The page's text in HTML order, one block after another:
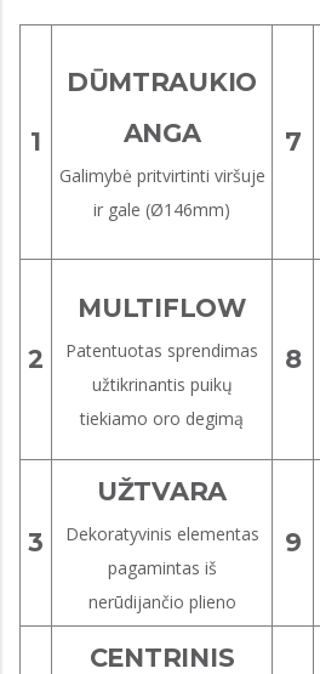
1
DŪMTRAUKIO
ANGA
Galimybė pritvirtinti viršuje
ir gale (Ø146mm)
7
2
MULTIFLOW
Patentuotas sprendimas
užtikrinantis puikų
tiekiamo oro degimą
8
3
UŽTVARA
Dekoratyvinis elementas
pagamintas iš
nerūdijančio plieno
9
CENTRINIS